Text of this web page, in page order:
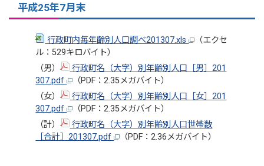
平成25年7月末
行政町内毎年齢別人口調べ201307.xls
（エクセ
ル：529キロバイト）
（男）
行政町名（大字）別年齢別人口［男］201
307.pdf
（PDF：2.35メガバイト）
（女）
行政町名（大字）別年齢別人口［女］201
307.pdf
（PDF：2.35メガバイト）
（計）
行政町名（大字）別年齢別人口世帯数
［合計］201307.pdf
（PDF：2.36メガバイト）